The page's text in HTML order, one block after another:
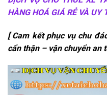
HÀNG HOÁ GIÁ RẺ VÀ UY
[ Cam kết phục vụ chu
cẩn thận – vận chuyển an